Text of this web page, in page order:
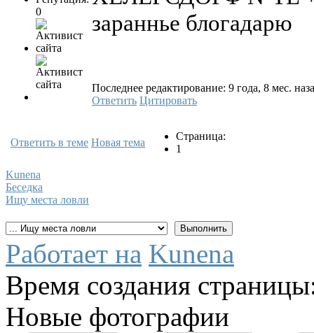
0
зараннье блогадарю
Последнее редактирование: 9 года, 8 мес.
Ответить Цитировать
Ответить в теме Новая тема
Страница:
1
Kunena
Беседка
Ищу места ловли
Работает на Kunena
Время создания
Новые фотографии